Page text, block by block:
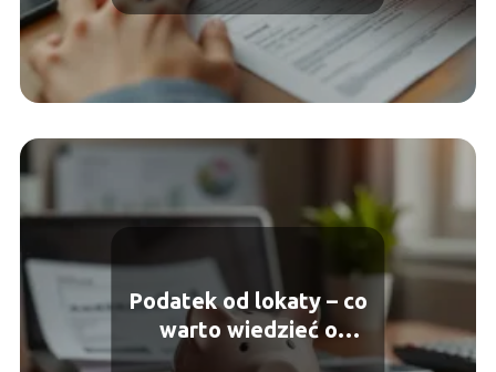
Podatek od lokaty – co
warto wiedzieć o
opodatkowaniu